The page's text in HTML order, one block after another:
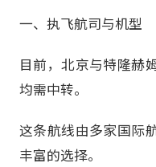
一、执飞航司与机型
目前，北京与特隆赫
均需中转。
这条航线由多家国际
丰富的选择。